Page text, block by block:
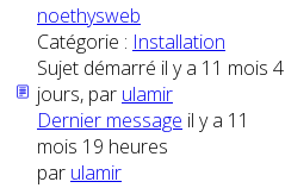
noethysweb
Catégorie : Installation
Sujet démarré il y a 11 mois 4
jours, par ulamir
Dernier message il y a 11
mois 19 heures
par ulamir